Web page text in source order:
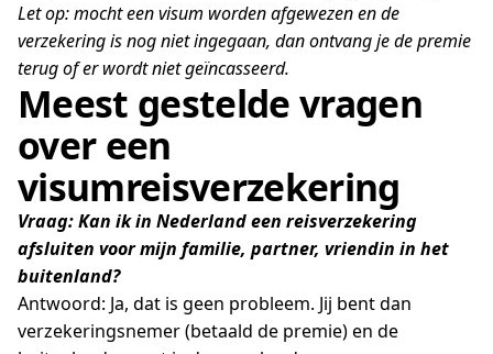
Let op: mocht een visum worden afgewezen en de
verzekering is nog niet ingegaan, dan ontvang je de premie
terug of er wordt niet geïncasseerd.
Meest gestelde vragen
over een
visumreisverzekering
Vraag: Kan ik in Nederland een reisverzekering
afsluiten voor mijn familie, partner, vriendin in het
buitenland?
Antwoord: Ja, dat is geen probleem. Jij bent dan
verzekeringsnemer (betaald de premie) en de